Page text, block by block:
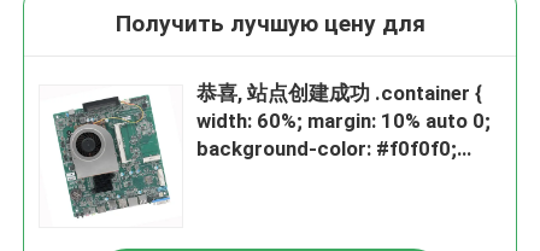
Получить лучшую цену для
恭喜, 站点创建成功 .container {
width: 60%; margin: 10% auto 0;
background-color: #f0f0f0;